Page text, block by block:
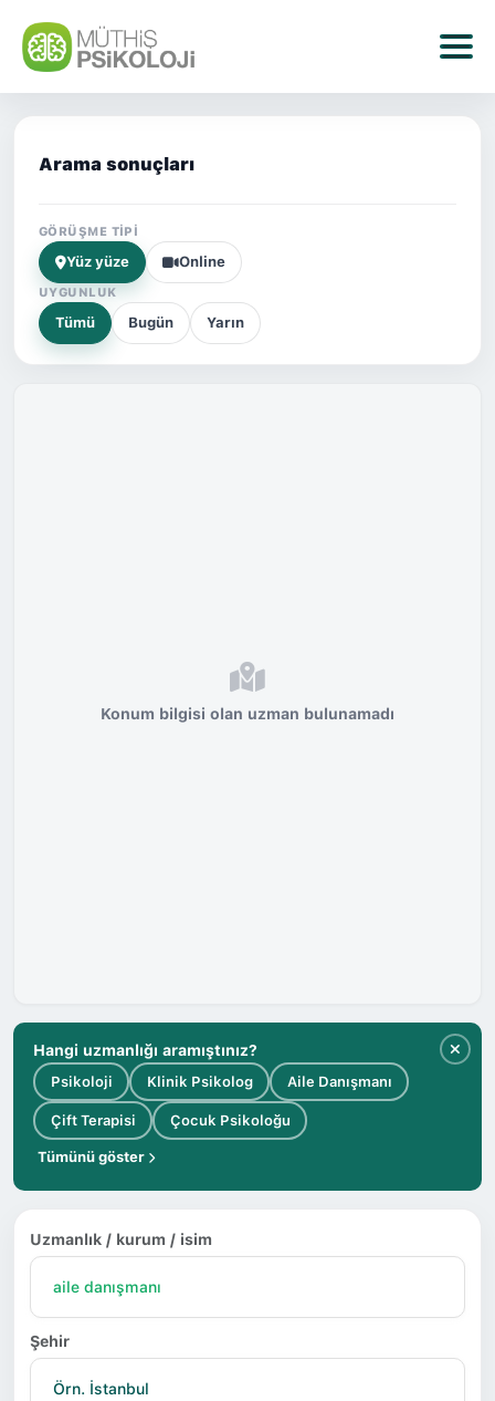
Arama sonuçları
GÖRÜŞME TIPI
Yüz yüze Online
UYGUNLUK
Tümü Bugün Yarın
Hangi uzmanlığı aramıştınız?
Psikoloji Klinik Psikolog Aile Danışmanı
Çift Terapisi Çocuk Psikoloğu
Tümünü göster
Uzmanlık / kurum / isim
Şehir
Konum bilgisi olan uzman bulunamadı